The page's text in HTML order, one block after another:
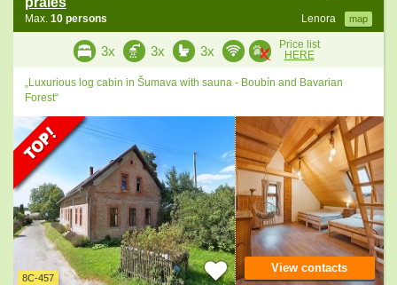
Lenora map
Max. 10 persons
3x 3x 3x
Price list
HERE
„Luxurious log cabin in Šumava with sauna - Boubín and Bavarian
Forest“
8C-457
View contacts